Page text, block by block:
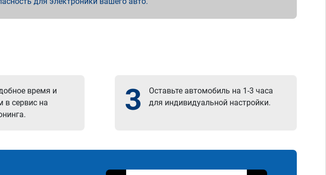
время и
в сервис на
3
Оставьте автомобиль на 1-3 часа
для индивидуальной настройки.